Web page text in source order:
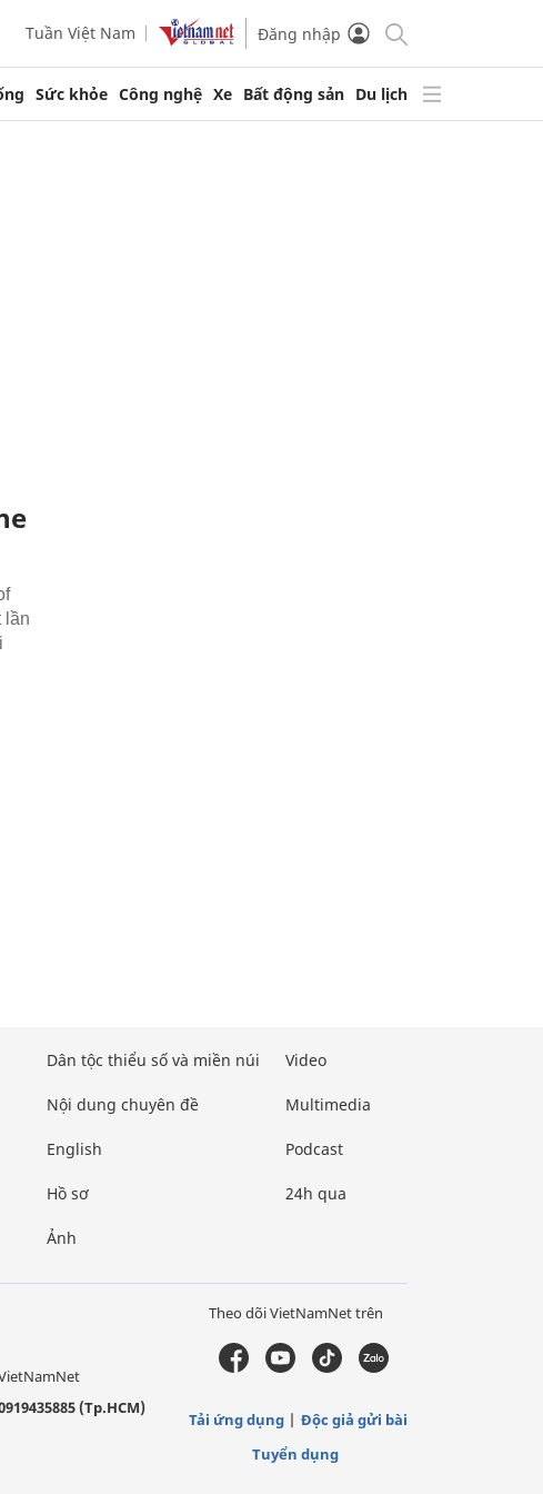
Tuần Việt Nam Đăng nhập
Sức khỏe Công nghệ Xe Bất động sản Du lịch
lần
Dân tộc thiểu số và miền núi
Nội dung chuyên đề
English
Hồ sơ
Ảnh
Video
Multimedia
Podcast
24h qua
(Tp.HCM)
Theo dõi VietNamNet trên
Tải ứng dụng
Độc giả gửi bài
Tuyển dụng